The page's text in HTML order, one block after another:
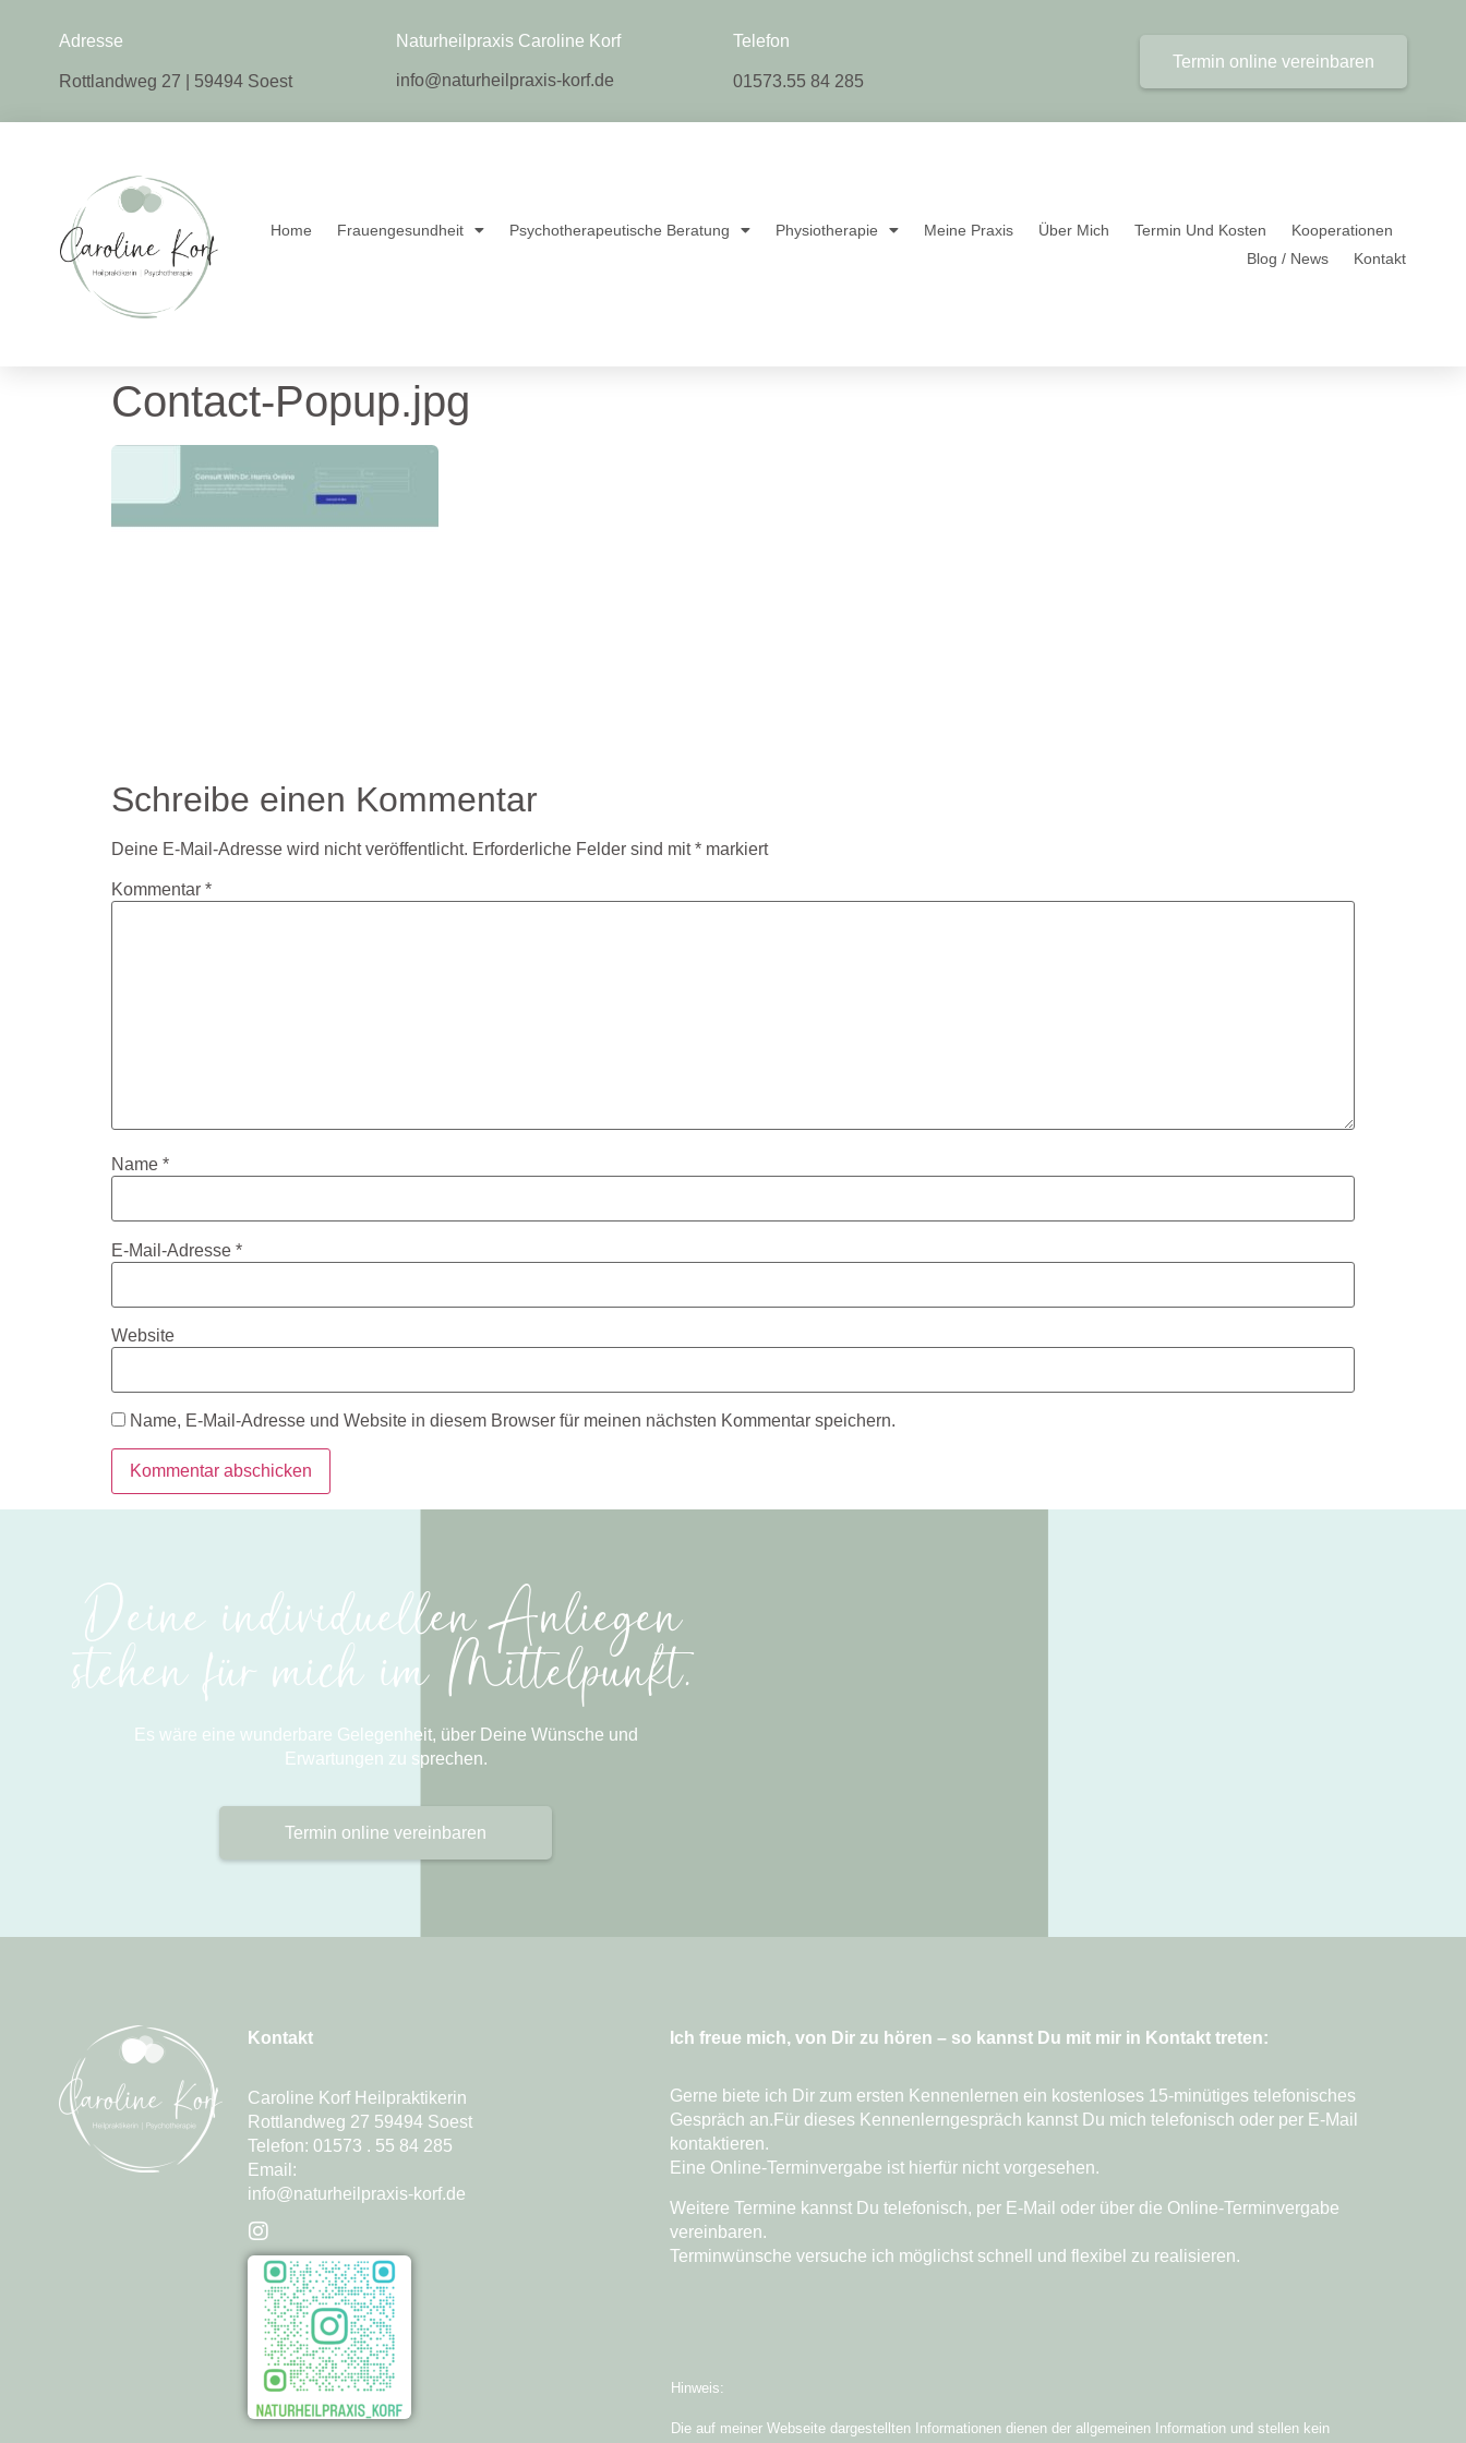
Adresse
Rottlandweg 27 | 59494 Soest
Naturheilpraxis Caroline Korf
info@naturheilpraxis-korf.de
Telefon
01573.55 84 285
Termin online vereinbaren
Home Frauengesundheit Psychotherapeutische Beratung Physiotherapie Meine Praxis Über Mich Termin Und Kosten
Kooperationen
Blog / News
Kontakt
Contact-Popup.jpg
Schreibe einen Kommentar
Deine E-Mail-Adresse wird nicht veröffentlicht. Erforderliche Felder sind mit* markiert
Kommentar *
Name *
E-Mail-Adresse *
Website
Name, E-Mail-Adresse und Website in diesem Browser für meinen nächsten Kommentar speichern.
Deine individuellen Anliegen
stehen für mich im Mittelpunkt.
Es wäre eine wunderbare Gelegenheit, über Deine Wünsche und
Erwartungen zu sprechen.
Termin online vereinbaren
Kontakt
Caroline Korf Heilpraktikerin
Rottlandweg 27 59494 Soest
Telefon: 01573 . 55 84 285
Email:
info@naturheilpraxis-korf.de
Ich freue mich, von Dir zu hören – so kannst Du mit mir in Kontakt treten:
Gerne biete ich Dir zum ersten Kennenlernen ein kostenloses 15-minütiges telefonisches
Gespräch an.Für dieses Kennenlerngespräch kannst Du mich telefonisch oder per E-Mail
kontaktieren.
Eine Online-Terminvergabe ist hierfür nicht vorgesehen.
Weitere Termine kannst Du telefonisch, per E-Mail oder über die Online-Terminvergabe
vereinbaren.
Terminwünsche versuche ich möglichst schnell und flexibel zu realisieren.
Hinweis:
Die auf meiner Webseite dargestellten Informationen dienen der allgemeinen Information und stellen kein